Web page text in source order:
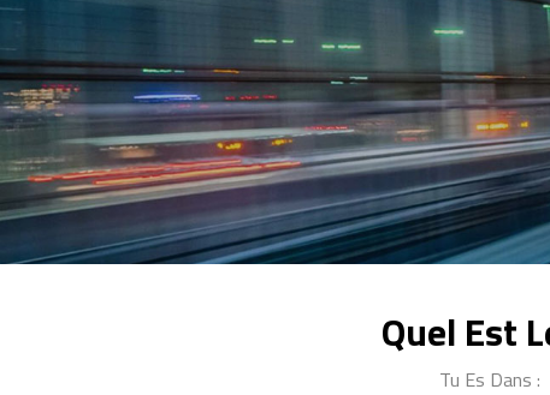
Quel Est
Tu Es Dans :